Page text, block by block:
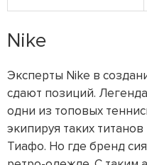
Nike
Эксперты Nike в
сдают позиций.
одни из топовых
экипируя таких
Тиафо. Но где бренд